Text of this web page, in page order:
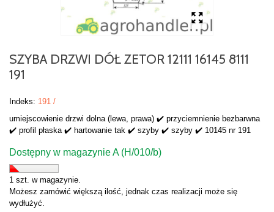
SZYBA DRZWI DÓŁ ZETOR 12111 16145 8111
191
Indeks: 191 /
umiejscowienie drzwi dolna (lewa, prawa) ✔️ przyciemnienie bezbarwna
✔️ profil płaska ✔️ hartowanie tak ✔️ szyby ✔️ szyby ✔️ 10145 nr 191
Dostępny w magazynie A (H/010/b)
1 szt. w magazynie.
Możesz zamówić większą ilość, jednak czas realizacji może się
wydłużyć.